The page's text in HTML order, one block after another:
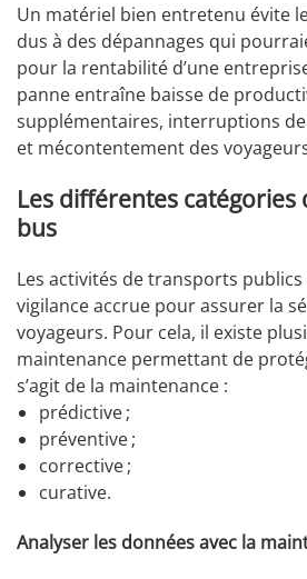
Un matériel bien entretenu évite
dus à des dépannages qui
pour la rentabilité d’une
panne entraîne baisse de
supplémentaires, interruptions
et mécontentement des
Les différentes catégories
bus
Les activités de transports
vigilance accrue pour assurer la
voyageurs. Pour cela, il existe
maintenance permettant de
s’agit de la maintenance :
prédictive ;
préventive ;
corrective ;
curative.
Analyser les données avec la